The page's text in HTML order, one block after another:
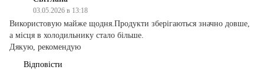
03.05.2026 в 13:18
Використовую майже щодня.Продукти зберігаються значно довше,
а місця в холодильнику стало більше.
Дякую, рекомендую
Відповісти